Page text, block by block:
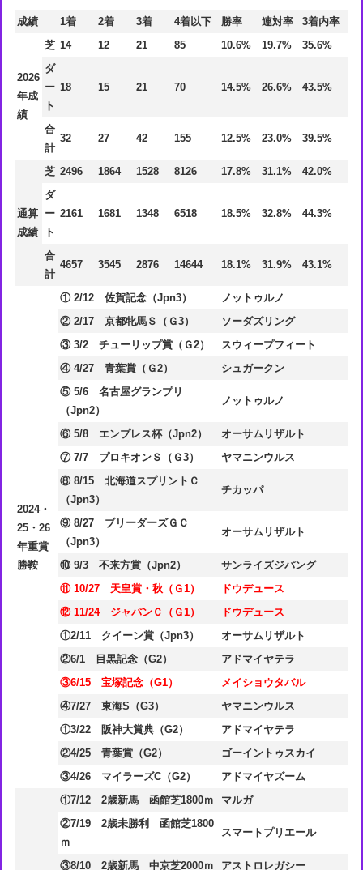
成績 1着 2着 3着 4着以下 勝率 連対率 3着内率
2026
年成
績
芝 14 12 21 85 10.6% 19.7%
35.6%
ダ
ー
ト
18 15 21 70 14.5% 26.6% 43.5%
合
計
32 27 42 155 12.5% 23.0% 39.5%
通算
成績
芝 2496 1864 1528 8126 17.8% 31.1%
42.0%
ダ
ー
ト
2161 1681 1348 6518 18.5% 32.8% 44.3%
合
計
4657 3545 2876 14644 18.1% 31.9% 43.1%
2024・
25・26
年重賞
勝鞍
① 2/12 佐賀記念（Jpn3）
ノットゥルノ
② 2/17 京都牝馬Ｓ（Ｇ3）
ソーダズリング
③ 3/2 チューリップ賞（Ｇ2）
スウィープフィート
④ 4/27 青葉賞（Ｇ2）
シュガークン
⑤ 5/6 名古屋グランプリ
（Jpn2）
ノットゥルノ
⑥ 5/8 エンプレス杯（Jpn2）
オーサムリザルト
⑦ 7/7 プロキオンＳ（Ｇ3）
ヤマニンウルス
⑧ 8/15 北海道スプリントＣ
（Jpn3）
チカッパ
⑨ 8/27 ブリーダーズＧＣ
（Jpn3）
オーサムリザルト
⑩ 9/3 不来方賞（Jpn2）
サンライズジパング
⑪ 10/27 天皇賞・秋（Ｇ1）
ドウデュース
⑫ 11/24 ジャパンＣ（Ｇ1）
ドウデュース
①2/11 クイーン賞（Jpn3）
オーサムリザルト
②6/1 目黒記念（G2）
アドマイヤテラ
③6/15 宝塚記念（G1）
メイショウタバル
④7/27 東海S（G3）
ヤマニンウルス
①3/22 阪神大賞典（G2）
アドマイヤテラ
②4/25 青葉賞（G2）
ゴーイントゥスカイ
③4/26 マイラーズC（G2）
アドマイヤズーム
①7/12 2歳新馬 函館芝1800ｍ
マルガ
②7/19 2歳未勝利 函館芝1800
ｍ
スマートプリエール
③8/10 2歳新馬 中京芝2000ｍ アストロレガシー